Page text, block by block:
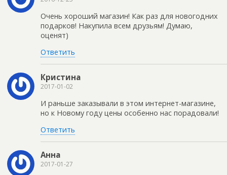
Очень хороший магазин! Как раз для новогодних
подарков! Накупила всем друзьям! Думаю,
оценят)
Ответить
Кристина
2017-01-02
И раньше заказывали в этом интернет-магазине,
но к Новому году цены особенно нас порадовали!
Ответить
Анна
2017-01-27